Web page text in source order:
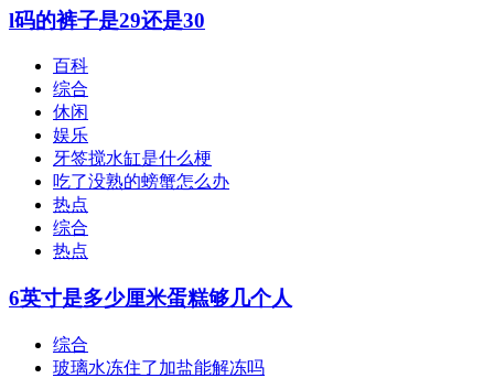
l码的裤子是29还是30
百科
综合
休闲
娱乐
牙签搅水缸是什么梗
吃了没熟的螃蟹怎么办
热点
综合
热点
6英寸是多少厘米蛋糕够几个人
综合
玻璃水冻住了加盐能解冻吗